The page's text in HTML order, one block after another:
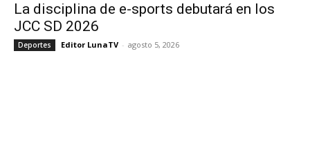
La disciplina de e-sports debutará en los
JCC SD 2026
Deportes Editor LunaTV - agosto 5, 2026